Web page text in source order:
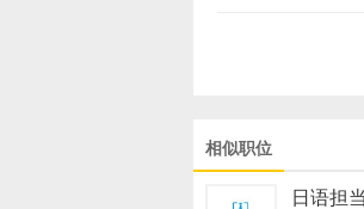
相似职位
日语担